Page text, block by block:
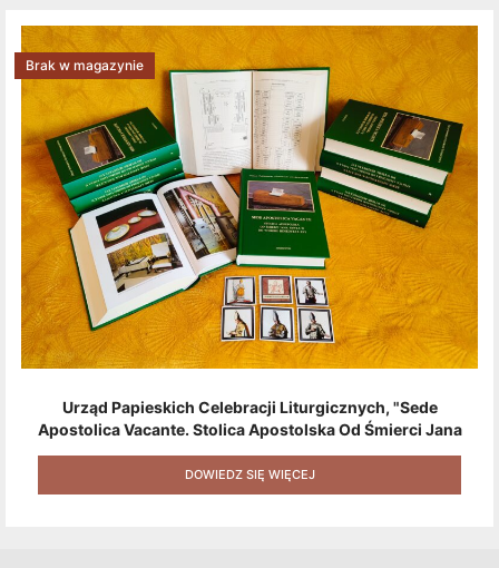
Urząd Papieskich Celebracji Liturgicznych, "Sede
Apostolica Vacante. Stolica Apostolska Od Śmierci Jana
Pawła II Do Wyboru Benedykta XVI" [2020] + Zestaw 6
Naklejek + Książka Niespodzianka + Kod Rabatowy Na
Kolejne Zakupy
Brak w magazynie
DOWIEDZ SIĘ WIĘCEJ